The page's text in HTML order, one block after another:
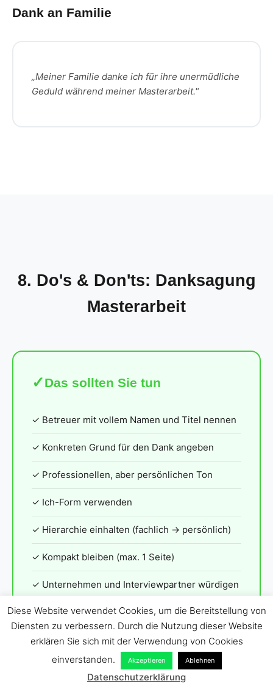
Dank an Familie
„Meiner Familie danke ich für ihre unermüdliche
Geduld während meiner Masterarbeit."
8. Do's & Don'ts: Danksagung
Masterarbeit
Das sollten Sie tun
✓ Betreuer mit vollem Namen und Titel nennen
✓ Konkreten Grund für den Dank angeben
✓ Professionellen, aber persönlichen Ton
✓ Ich-Form verwenden
✓ Hierarchie einhalten (fachlich → persönlich)
✓ Kompakt bleiben (max. 1 Seite)
✓ Unternehmen und Interviewpartner würdigen
✓ Hochschulvorgaben prüfen
Diese Website verwendet Cookies, um die Bereitstellung von
Diensten zu verbessern. Durch die Nutzung dieser Website
erklären Sie sich mit der Verwendung von Cookies
einverstanden.
Akzeptieren Ablehnen
Datenschutzerklärung